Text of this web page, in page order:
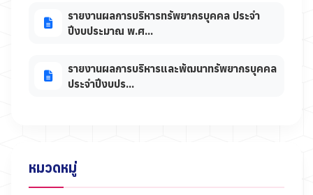
รายงานผลการบริหารทรัพยากรบุคคล ประจำ
ปีงบประมาณ พ.ศ...
รายงานผลการบริหารและพัฒนาทรัพยากรบุคคล
ประจำปีงบปร...
หมวดหมู่